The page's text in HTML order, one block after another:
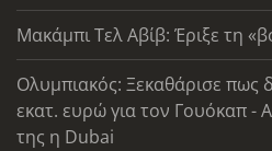
Μακάμπι Τελ Αβίβ: Έριξε τη
Ολυμπιακός: Ξεκαθάρισε πως
εκατ. ευρώ για τον Γουόκαπ -
της η Dubai